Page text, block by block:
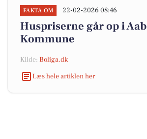
FAKTA OM 22-02-2026 08:46
Huspriserne går op i
Kommune
Kilde: Boliga.dk
Læs hele artiklen her